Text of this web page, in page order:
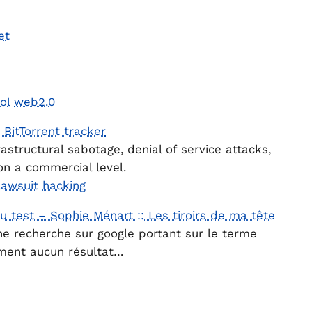
web2.0
BitTorrent tracker
sabotage, denial of service attacks,
a commercial level.
hacking
test – Sophie Ménart :: Les tiroirs de ma tête
recherche sur google portant sur le terme
aucun résultat…